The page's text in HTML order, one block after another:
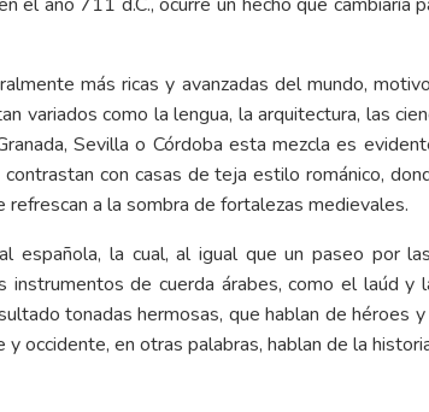
más ricas y avanzadas del mundo,
variados como la lengua, la arquitectura, las
Sevilla o Córdoba esta mezcla es
con casas de teja estilo románico,
a la sombra de fortalezas medievales.
española, la cual, al igual que un paseo por
de cuerda árabes, como el laúd y
tonadas hermosas, que hablan de héroes
occidente, en otras palabras, hablan de la